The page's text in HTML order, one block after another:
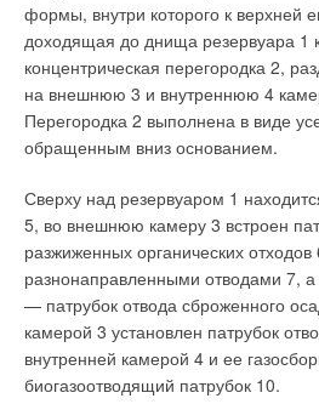
формы, внутри которого к верхней
доходящая до днища резервуара 1
концентрическая перегородка 2,
на внешнюю 3 и внутреннюю 4
Перегородка 2 выполнена в виде
обращенным вниз основанием.
Сверху над резервуаром 1
5, во внешнюю камеру 3 встроен
разжиженных органических отходов
разнонаправленными отводами 7,
— патрубок отвода сброженного
камерой 3 установлен патрубок
внутренней камерой 4 и ее
биогазоотводящий патрубок 10.